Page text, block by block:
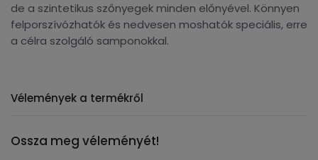
de a szintetikus szőnyegek minden előnyével. Könnyen
felporszívózhatók és nedvesen moshatók speciális, erre
a célra szolgáló samponokkal.
Vélemények a termékről
Ossza meg véleményét!